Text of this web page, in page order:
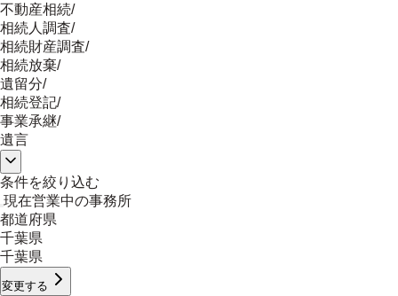
不動産相続/
相続人調査/
相続財産調査/
相続放棄/
遺留分/
相続登記/
事業承継/
遺言
条件を絞り込む
現在営業中の事務所
都道府県
千葉県
千葉県
変更する